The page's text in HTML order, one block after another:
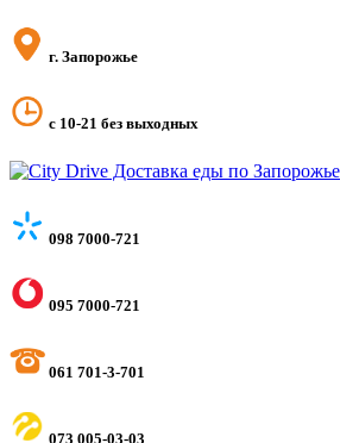
г. Запорожье
с 10-21 без выходных
098 7000-721
095 7000-721
061 701-3-701
073 005-03-03